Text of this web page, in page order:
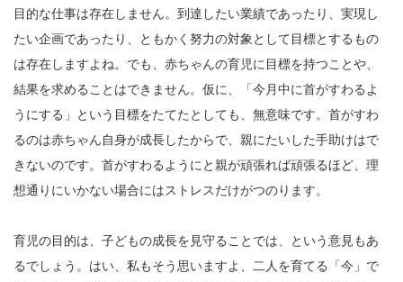
目的な仕事は存在しません。到達したい業績であったり、実現し
たい企画であったり、ともかく努力の対象として目標とするもの
は存在しますよね。でも、赤ちゃんの育児に目標を持つことや、
結果を求めることはできません。仮に、「今月中に首がすわるよ
うにする」という目標をたてたとしても、無意味です。首がすわ
るのは赤ちゃん自身が成長したからで、親にたいした手助けはで
きないのです。首がすわるようにと親が頑張れば頑張るほど、理
想通りにいかない場合にはストレスだけがつのります。
育児の目的は、子どもの成長を見守ることでは、という意見もあ
るでしょう。はい、私もそう思いますよ、二人を育てる「今」で